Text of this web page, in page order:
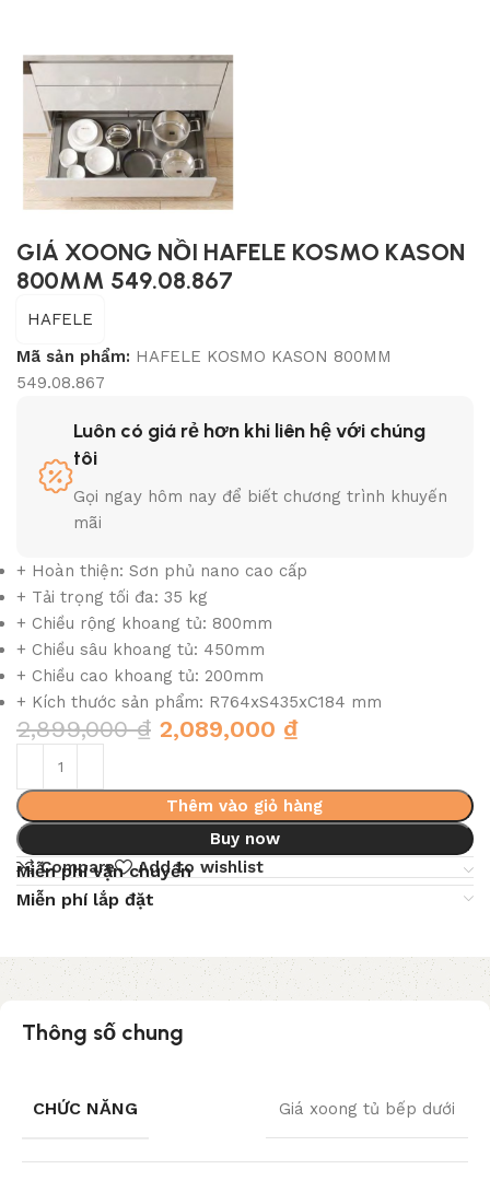
GIÁ XOONG NỒI HAFELE KOSMO KASON
800MM 549.08.867
HAFELE
Mã sản phẩm: HAFELE KOSMO KASON 800MM
549.08.867
Luôn có giá rẻ hơn khi liên hệ với chúng
tôi
Gọi ngay hôm nay để biết chương trình khuyến
mãi
+ Hoàn thiện: Sơn phủ nano cao cấp
+ Tải trọng tối đa: 35 kg
+ Chiều rộng khoang tủ: 800mm
+ Chiều sâu khoang tủ: 450mm
+ Chiều cao khoang tủ: 200mm
+ Kích thước sản phẩm: R764xS435xC184 mm
2,899,000₫ 2,089,000 ₫
Thêm vào giỏ hàng
Buy now
Compare
Add to wishlist
Miễn phí vận chuyển
Miễn phí lắp đặt
Thông số chung
CHỨC NĂNG Giá xoong tủ bếp dưới